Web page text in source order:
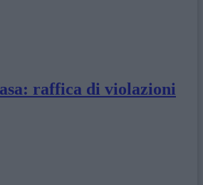
raffica di violazioni